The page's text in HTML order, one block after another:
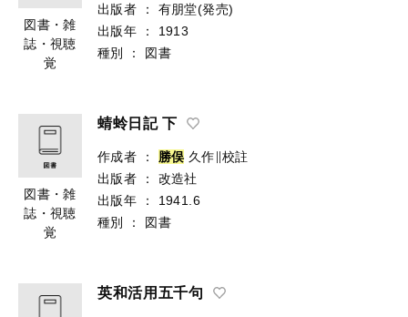
図書・雑
誌・視聴
覚
出版者
：
有朋堂(発売)
出版年
：
1913
種別
： 図書
図書・雑
誌・視聴
覚
蜻蛉日記 下
作成者 ： 勝俣 久作∥校註
出版者
：
改造社
出版年
：
1941.6
種別
： 図書
英和活用五千句